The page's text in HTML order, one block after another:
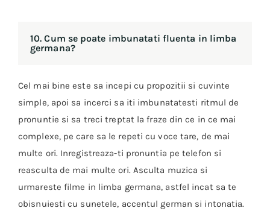
10. Cum se poate imbunatati fluenta in limba
germana?
Cel mai bine este sa incepi cu propozitii si cuvinte
simple, apoi sa incerci sa iti imbunatatesti ritmul de
pronuntie si sa treci treptat la fraze din ce in ce mai
complexe, pe care sa le repeti cu voce tare, de mai
multe ori. Inregistreaza-ti pronuntia pe telefon si
reasculta de mai multe ori. Asculta muzica si
urmareste filme in limba germana, astfel incat sa te
obisnuiesti cu sunetele, accentul german si intonatia.